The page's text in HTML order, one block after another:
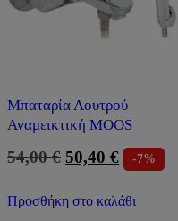
Μπαταρία Λουτρού
Αναμεικτική MOOS
54,00€ Original
price
54,00 €.
50,40 € Η
τρέχουσα
τιμή
είναι:
-7%
Προσθήκη στο καλάθι